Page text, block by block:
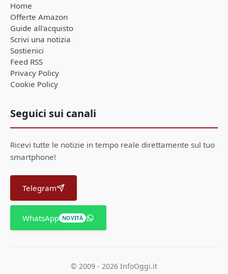
Home
Offerte Amazon
Guide all'acquisto
Scrivi una notizia
Sostienici
Feed RSS
Privacy Policy
Cookie Policy
Seguici sui canali
Ricevi tutte le notizie in tempo reale direttamente sul tuo
smartphone!
Telegram
WhatsApp NOVITÀ
© 2009 - 2026 InfoOggi.it